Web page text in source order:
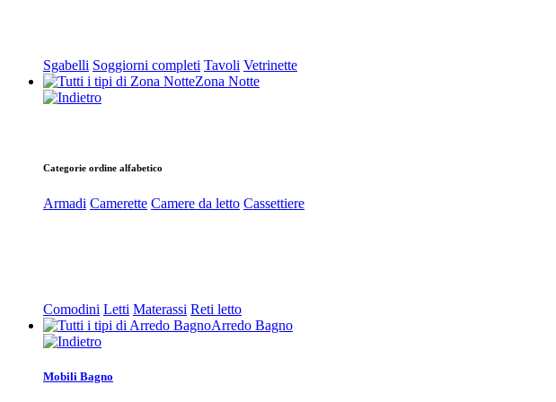
Sgabelli Soggiorni completi Tavoli Vetrinette
Zona Notte
Categorie ordine alfabetico
Armadi Camerette Camere da letto Cassettiere
Comodini Letti Materassi Reti letto
Arredo Bagno
Mobili Bagno